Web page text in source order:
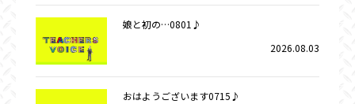
娘と初の…0801♪
2026.08.03
おはようございます0715♪